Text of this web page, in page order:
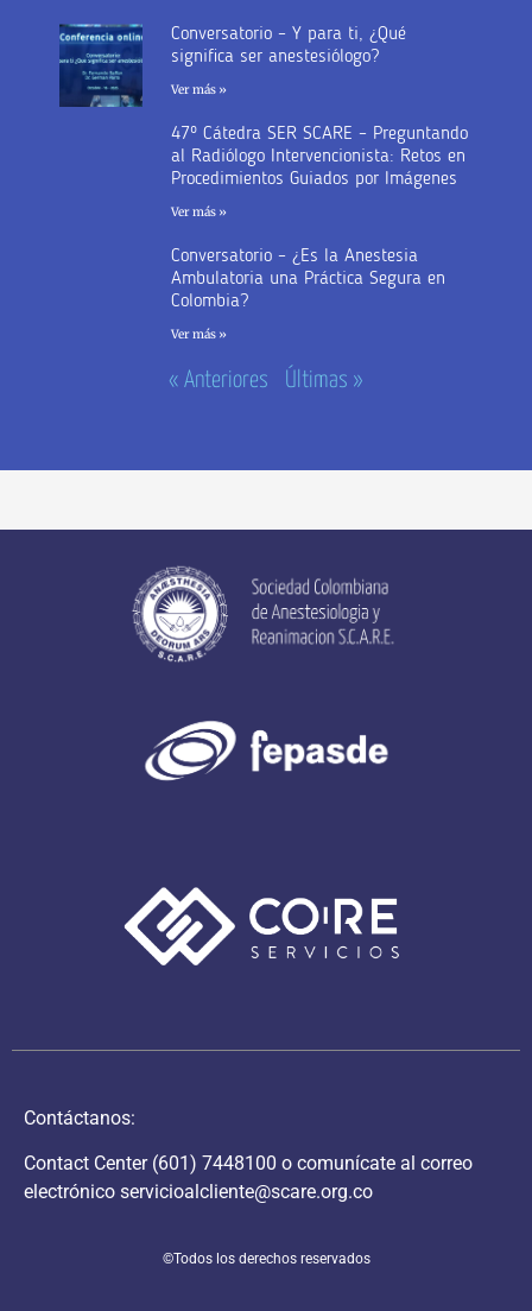
Conversatorio – Y para ti, ¿Qué
significa ser anestesiólogo?
Ver más »
47º Cátedra SER SCARE – Preguntando
al Radiólogo Intervencionista: Retos en
Procedimientos Guiados por Imágenes
Ver más »
Conversatorio – ¿Es la Anestesia
Ambulatoria una Práctica Segura en
Colombia?
Ver más »
« Anteriores Últimas »
Contáctanos:
Contact Center (601) 7448100 o comunícate al correo
electrónico servicioalcliente@scare.org.co
©Todos los derechos reservados